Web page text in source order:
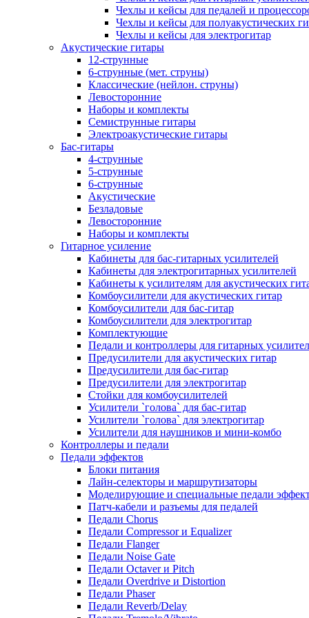
Чехлы и кейсы для педалей и
Чехлы и кейсы для полуакустических
Чехлы и кейсы для электрогитар
Акустические гитары
12-струнные
6-струнные (мет. струны)
Классические (нейлон. струны)
Левосторонние
Наборы и комплекты
Семиструнные гитары
Электроакустические гитары
Бас-гитары
4-струнные
5-струнные
6-струнные
Акустические
Безладовые
Левосторонние
Наборы и комплекты
Гитарное усиление
Кабинеты для бас-гитарных усилителей
Кабинеты для электрогитарных усилителей
Кабинеты к усилителям для акустических
Комбоусилители для акустических гитар
Комбоусилители для бас-гитар
Комбоусилители для электрогитар
Комплектующие
Педали и контроллеры для гитарных
Предусилители для акустических гитар
Предусилители для бас-гитар
Предусилители для электрогитар
Стойки для комбоусилителей
Усилители `голова` для бас-гитар
Усилители `голова` для электрогитар
Усилители для наушников и мини-комбо
Контроллеры и педали
Педали эффектов
Блоки питания
Лайн-селекторы и маршрутизаторы
Моделирующие и специальные педали
Патч-кабели и разъемы для педалей
Педали Chorus
Педали Compressor и Equalizer
Педали Flanger
Педали Noise Gate
Педали Octaver и Pitch
Педали Overdrive и Distortion
Педали Phaser
Педали Reverb/Delay